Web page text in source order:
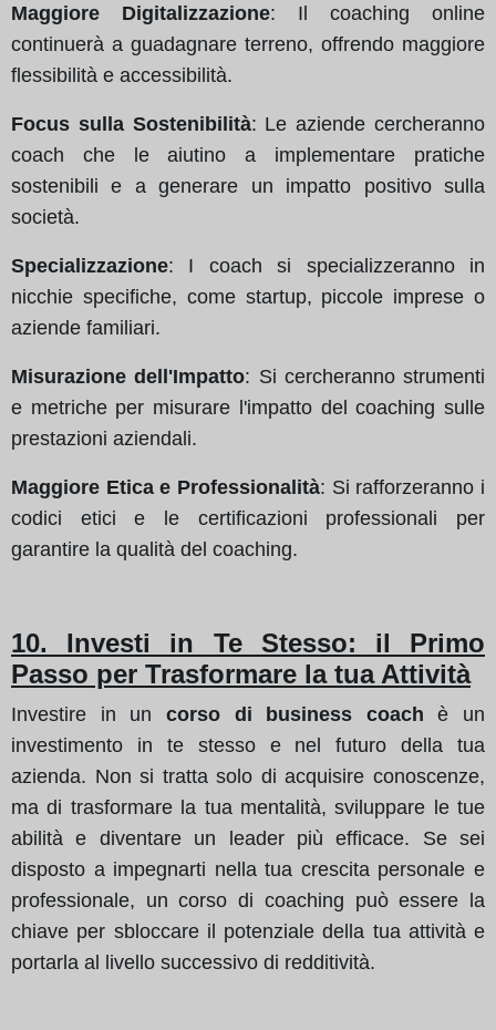
Maggiore Digitalizzazione: Il coaching online
continuerà a guadagnare terreno, offrendo maggiore
flessibilità e accessibilità.
Focus sulla Sostenibilità: Le aziende cercheranno
coach che le aiutino a implementare pratiche
sostenibili e a generare un impatto positivo sulla
società.
Specializzazione: I coach si specializzeranno in
nicchie specifiche, come startup, piccole imprese o
aziende familiari.
Misurazione dell'Impatto: Si cercheranno strumenti
e metriche per misurare l'impatto del coaching sulle
prestazioni aziendali.
Maggiore Etica e Professionalità: Si rafforzeranno i
codici etici e le certificazioni professionali per
garantire la qualità del coaching.
10. Investi in Te Stesso: il Primo
Passo per Trasformare la tua Attività
Investire in un corso di business coach è un
investimento in te stesso e nel futuro della tua
azienda. Non si tratta solo di acquisire conoscenze,
ma di trasformare la tua mentalità, sviluppare le tue
abilità e diventare un leader più efficace. Se sei
disposto a impegnarti nella tua crescita personale e
professionale, un corso di coaching può essere la
chiave per sbloccare il potenziale della tua attività e
portarla al livello successivo di redditività.